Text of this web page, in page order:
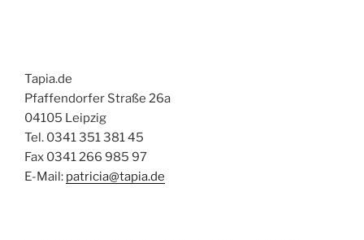
Tapia.de
Pfaffendorfer Straße 26a
04105 Leipzig
Tel. 0341 351 381 45
Fax 0341 266 985 97
E-Mail: patricia@tapia.de